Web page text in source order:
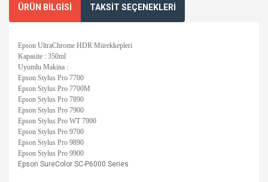
ÜRÜN BİLGİSİ TAKSİT SEÇENEKLERİ
Epson UltraChrome HDR Mürekkepleri
Kapasite : 350ml
Uyumlu Makina :
Epson Stylus Pro 7700
Epson Stylus Pro 7700M
Epson Stylus Pro 7890
Epson Stylus Pro 7900
Epson Stylus Pro WT 7900
Epson Stylus Pro 9700
Epson Stylus Pro 9890
Epson Stylus Pro 9900
Epson SureColor SC-P6000 Series